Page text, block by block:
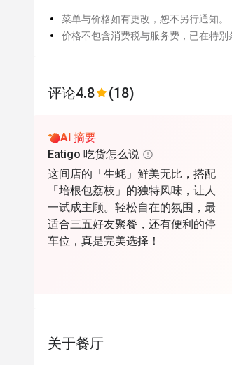
菜单与价格如有更改，恕不另行通知。
价格不包含消费税与服务费，已在特别
评论4.8 (18)
AI 摘要
Eatigo 吃货怎么说
这间店的「生蚝」鲜美无比，搭配
「培根包荔枝」的独特风味，让人
一试成主顾。轻松自在的氛围，最
适合三五好友聚餐，还有便利的停
车位，真是完美选择！
关于餐厅